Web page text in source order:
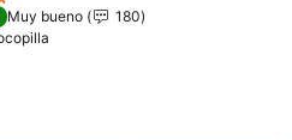
Muy bueno
180